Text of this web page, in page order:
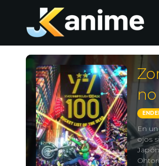
En
ojos